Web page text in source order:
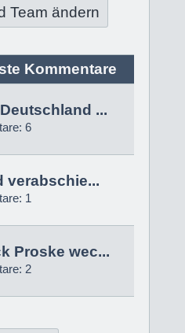
Team ändern
Kommentare
...
6
verabschie...
1
Proske wec...
2